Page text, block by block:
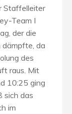
Staffelleiter
Team I
der die
dämpfte, da
des
raus. Mit
10:25 ging
sich das
im